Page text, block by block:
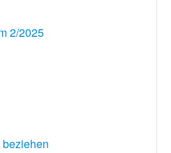
2/2025